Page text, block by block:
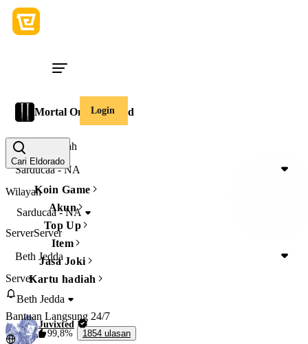
Login
Cari Eldorado
Koin Game
Akun
Top Up
Item
Jasa Joki
Kartu hadiah
Bantuan Langsung 24/7
Mortal Online 2 Gold
Wilayah
Wilayah
Sarducaa - NA
Wilayah
Sarducaa - NA
ServerServer
Beth Jedda
Server
Beth Jedda
Juvixted
99,8%
1854 ulasan